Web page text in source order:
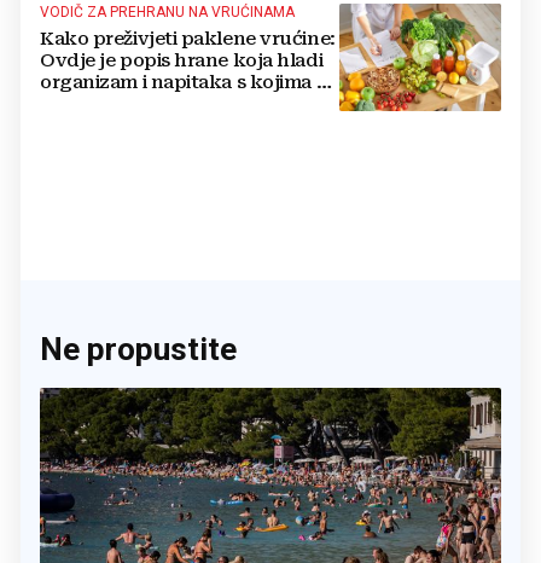
VODIČ ZA PREHRANU NA VRUĆINAMA
Kako preživjeti paklene vrućine:
Ovdje je popis hrane koja hladi
organizam i napitaka s kojima si
Ne propustite